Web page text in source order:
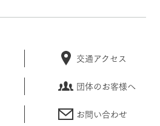
交通アクセス
団体のお客様へ
お問い合わせ